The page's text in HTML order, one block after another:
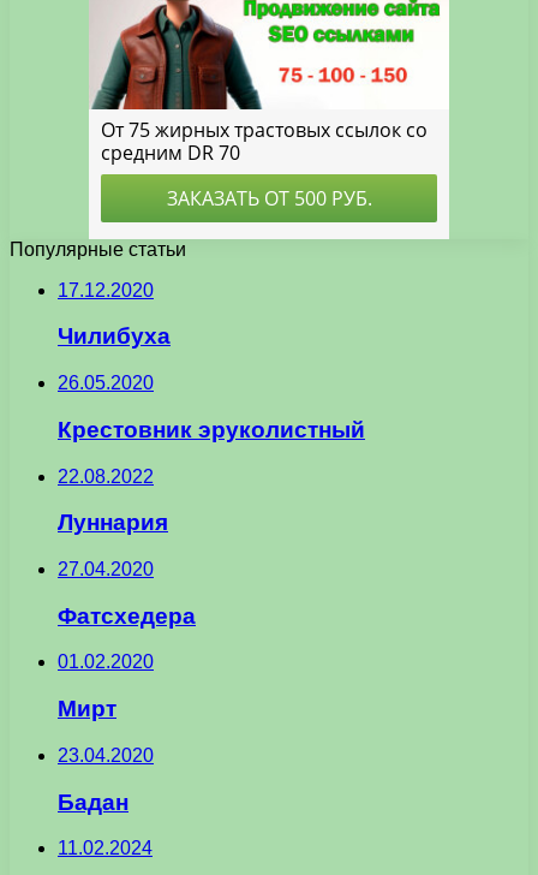
Популярные статьи
17.12.2020
Чилибуха
26.05.2020
Крестовник эруколистный
22.08.2022
Луннария
27.04.2020
Фатсхедера
01.02.2020
Мирт
23.04.2020
Бадан
11.02.2024